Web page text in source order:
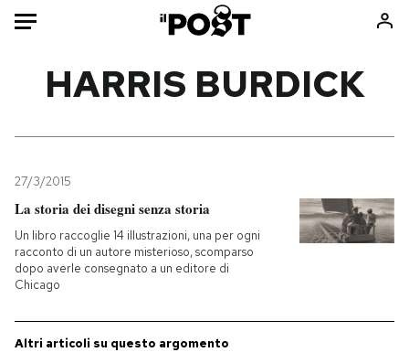
Mondo
Politica
Tecnologia
Internet
Scienza
Economia
Consumismi
Storie/Idee
Ok Boomer!
HARRIS BURDICK
27/3/2015
La storia dei disegni senza storia
Un libro raccoglie 14 illustrazioni, una per ogni
racconto di un autore misterioso, scomparso
dopo averle consegnato a un editore di
Chicago
Altri articoli su questo argomento